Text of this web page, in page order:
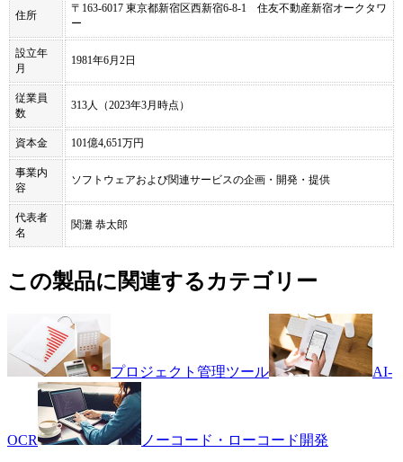
住所
〒163-6017 東京都新宿区西新宿6-8-1 住友不動産新宿オークタワ
ー
設立年
月
1981年6月2日
従業員
数
313人（2023年3月時点）
資本金 101億4,651万円
事業内
容
ソフトウェアおよび関連サービスの企画・開発・提供
代表者
名
関灘 恭太郎
この製品に関連するカテゴリー
プロジェクト管理ツール AI-
OCR ノーコード・ローコード開発